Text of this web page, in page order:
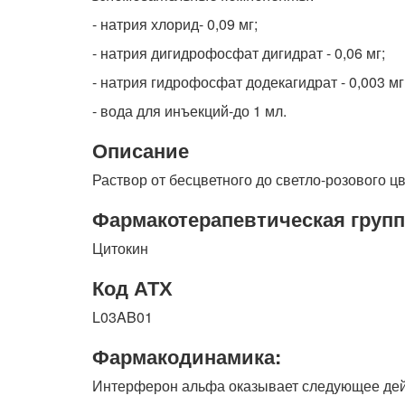
- натрия хлорид- 0,09 мг;
- натрия дигидрофосфат дигидрат - 0,06 мг;
- натрия гидрофосфат додекагидрат - 0,003
- вода для инъекций-до 1 мл.
Описание
Раствор от бесцветного до светло-розового
Фармакотерапевтическая
Цитокин
Код АТХ
L03AB01
Фармакодинамика:
Интерферон альфа оказывает следующее